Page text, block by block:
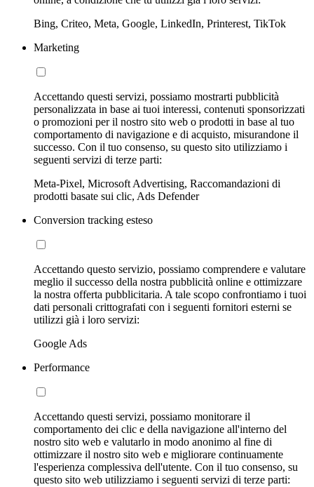
Bing, Criteo, Meta, Google, LinkedIn, Printerest, TikTok
Marketing
Accettando questi servizi, possiamo mostrarti pubblicità
personalizzata in base ai tuoi interessi, contenuti sponsorizzati
o promozioni per il nostro sito web o prodotti in base al tuo
comportamento di navigazione e di acquisto, misurandone il
successo. Con il tuo consenso, su questo sito utilizziamo i
seguenti servizi di terze parti:
Meta-Pixel, Microsoft Advertising, Raccomandazioni di
prodotti basate sui clic, Ads Defender
Conversion tracking esteso
Accettando questo servizio, possiamo comprendere e valutare
meglio il successo della nostra pubblicità online e ottimizzare
la nostra offerta pubblicitaria. A tale scopo confrontiamo i tuoi
dati personali crittografati con i seguenti fornitori esterni se
utilizzi già i loro servizi:
Google Ads
Performance
Accettando questi servizi, possiamo monitorare il
comportamento dei clic e della navigazione all'interno del
nostro sito web e valutarlo in modo anonimo al fine di
ottimizzare il nostro sito web e migliorare continuamente
l'esperienza complessiva dell'utente. Con il tuo consenso, su
questo sito web utilizziamo i seguenti servizi di terze parti: